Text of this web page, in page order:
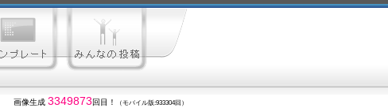
画像生成 3349873 回目！ （モバイル版:933304回）